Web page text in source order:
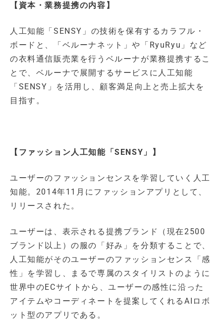
【資本・業務提携の内容】
人工知能「SENSY」の技術を保有するカラフル・
ボードと、「ベルーナネット」や「RyuRyu」など
の衣料通信販売業を行うベルーナが業務提携するこ
とで、ベルーナで展開するサービスに人工知能
「SENSY」を活用し、顧客満足向上と売上拡大を
目指す。
【ファッション人工知能「SENSY」】
ユーザーのファッションセンスを学習していく人工
知能。2014年11月にファッションアプリとして、
リリースされた。
ユーザーは、表示される提携ブランド（現在2500
ブランド以上）の服の「好み」を分類することで、
人工知能がそのユーザーのファッションセンス「感
性」を学習し、まるで専属のスタイリストのように
世界中のECサイトから、ユーザーの感性に沿った
アイテムやコーディネートを提案してくれるAIロボ
ット型のアプリである。